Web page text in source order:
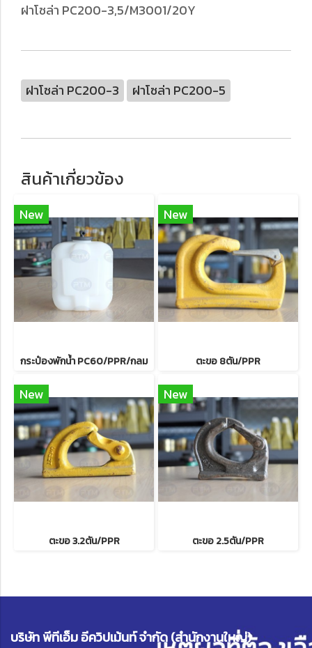
ฝาโซล่า PC200-3,5/M3001/20Y
ฝาโซล่า PC200-3 ฝาโซล่า PC200-5
สินค้าเกี่ยวข้อง
New
กระป๋องพักน้ำ PC60/PPR/กลม
New
ตะขอ 8ตัน/PPR
New
ตะขอ 3.2ตัน/PPR
New
ตะขอ 2.5ตัน/PPR
บริษัท พีทีเอ็ม อีควิปเม้นท์ จำกัด (สำนักงานใหญ่)